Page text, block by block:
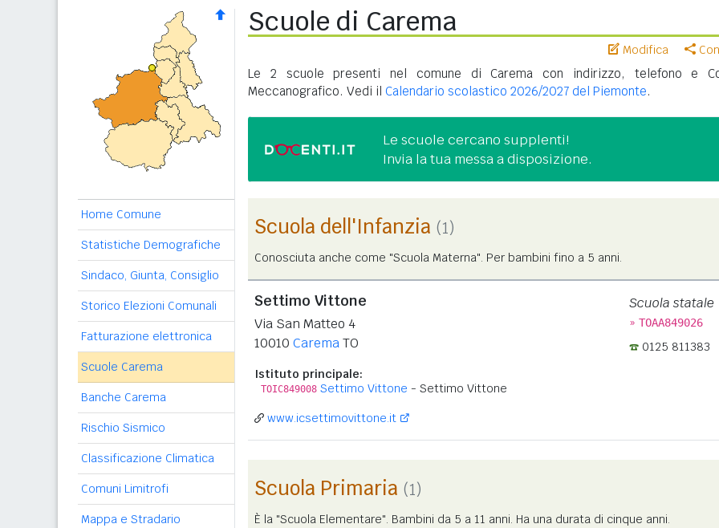
Home Comune
Statistiche Demografiche
Sindaco, Giunta, Consiglio
Storico Elezioni Comunali
Fatturazione elettronica
Scuole Carema
Banche Carema
Rischio Sismico
Classificazione Climatica
Comuni Limitrofi
Mappa e Stradario
Scuole di Carema
Modifica
Le 2 scuole presenti nel comune di Carema con indirizzo, telefono e
Meccanografico. Vedi il Calendario scolastico 2026/2027 del Piemonte.
Le scuole cercano supplenti!
Invia la tua messa a disposizione.
Scuola dell'Infanzia (1)
Conosciuta anche come "Scuola Materna". Per bambini fino a 5 anni.
Settimo Vittone
Via San Matteo 4
10010 CaremaTO
Istituto principale:
TOIC849008 Settimo Vittone - Settimo Vittone
Scuola statale
» TOAA849026
0125 811383
www.icsettimovittone.it
Scuola Primaria (1)
È la "Scuola Elementare". Bambini da 5 a 11 anni. Ha una durata di cinque anni.